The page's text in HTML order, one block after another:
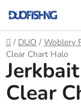
na
obsah
Domů
/ DUO / Woblery
Clear Chart Halo
Clear